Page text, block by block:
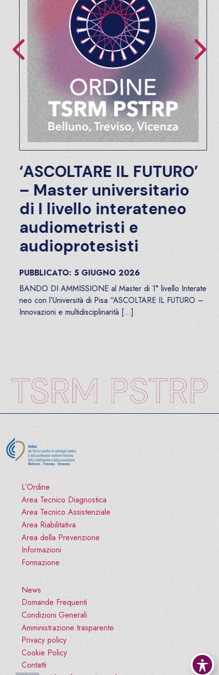
‘ASCOLTARE IL FUTURO’
– Master universitario
di I livello interateneo
audiometristi e
audioprotesisti
PUBBLICATO:5 GIUGNO 2026
BANDO DI AMMISSIONE al Master di 1° livello Interate
neo con l’Università di Pisa “ASCOLTARE IL FUTURO –
Innovazioni e multidisciplinarità […]
L’Ordine
Area Tecnico Diagnostica
Area Tecnico Assistenziale
Area Riabilitativa
Area della Prevenzione
Informazioni
Formazione
News
Domande Frequenti
Condizioni Generali
Amministrazione trasparente
Privacy policy
Cookie Policy
Contatti